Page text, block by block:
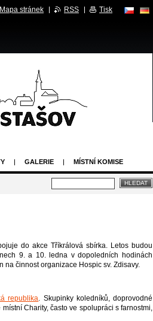
GALERIE MÍSTNÍ KOMISE
do akce Tříkrálová sbírka. Letos budou
9. a 10. ledna v dopoledních hodinách
na činnost organizace Hospic sv. Zdisavy.
republika. Skupinky koledníků, doprovodné
Charity, často ve spolupráci s farnostmi,
Mapa stránek RSS Tisk